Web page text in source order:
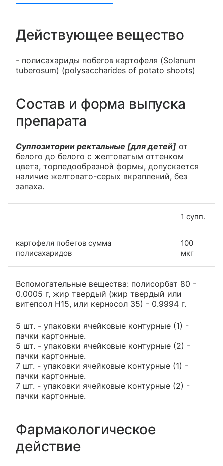
Действующее вещество
- полисахариды побегов картофеля (Solanum
tuberosum) (polysaccharides of potato shoots)
Состав и форма выпуска
препарата
Суппозитории ректальные [для детей] от
белого до белого с желтоватым оттенком
цвета, торпедообразной формы, допускается
наличие желтовато-серых вкраплений, без
запаха.
1 супп.
картофеля побегов сумма
полисахаридов
100
мкг
Вспомогательные вещества: полисорбат 80 -
0.0005 г, жир твердый (жир твердый или
витепсол H15, или керносол 35) - 0.9994 г.
5 шт. - упаковки ячейковые контурные (1) -
пачки картонные.
5 шт. - упаковки ячейковые контурные (2) -
пачки картонные.
7 шт. - упаковки ячейковые контурные (1) -
пачки картонные.
7 шт. - упаковки ячейковые контурные (2) -
пачки картонные.
Фармакологическое
действие